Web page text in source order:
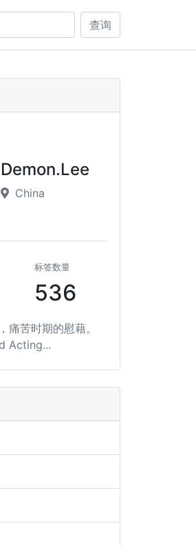
查询
Demon.Lee
China
标签数量
536
痛苦时期的慰藉。
Acting...